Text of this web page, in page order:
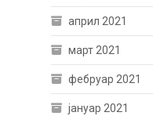
април 2021
март 2021
фебруар 2021
јануар 2021